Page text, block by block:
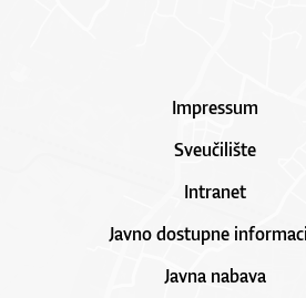
Impressum
Sveučilište
Intranet
Javno dostupne
Javna nabava